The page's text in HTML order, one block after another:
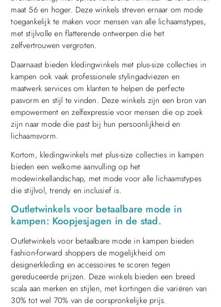
maat 56 en hoger. Deze winkels streven ernaar om mode
toegankelijk te maken voor mensen van alle lichaamstypes,
met stijlvolle en flatterende ontwerpen die het
zelfvertrouwen vergroten.
Daarnaast bieden kledingwinkels met plus-size collecties in
kampen ook vaak professionele stylingadviezen en
maatwerk services om klanten te helpen de perfecte
pasvorm en stijl te vinden. Deze winkels zijn een bron van
empowerment en zelfexpressie voor mensen die op zoek
zijn naar mode die past bij hun persoonlijkheid en
lichaamsvorm.
Kortom, kledingwinkels met plus-size collecties in kampen
bieden een welkome aanvulling op het
modewinkellandschap, met mode voor alle lichaamstypes
die stijlvol, trendy en inclusief is.
Outletwinkels voor betaalbare mode in
kampen: Koopjesjagen in de stad.
Outletwinkels voor betaalbare mode in kampen bieden
fashion-forward shoppers de mogelijkheid om
designerkleding en accessoires te scoren tegen
gereduceerde prijzen. Deze winkels bieden een breed
scala aan merken en stijlen, met kortingen die variëren van
30% tot wel 70% van de oorspronkelijke prijs.